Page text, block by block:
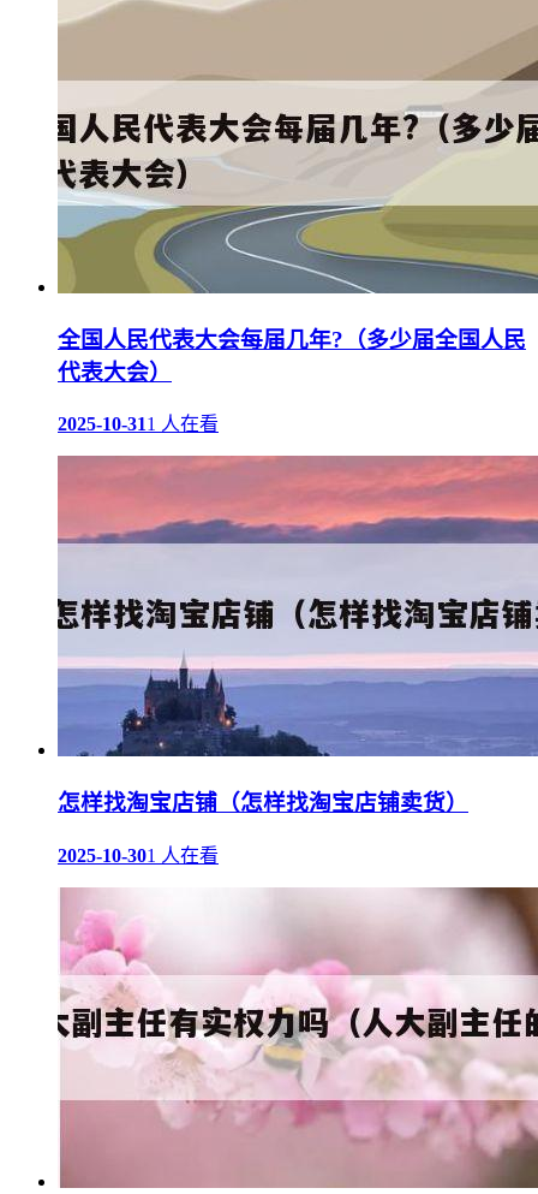
全国人民代表大会每届几年?（多少届全国人民
代表大会）
2025-10-311 人在看
怎样找淘宝店铺（怎样找淘宝店铺卖货）
2025-10-301 人在看